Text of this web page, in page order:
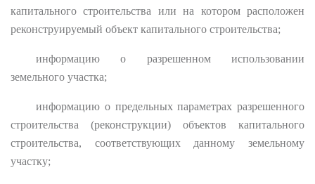
капитального строительства или на котором расположен
реконструируемый объект капитального строительства;
информацию о разрешенном использовании
земельного участка;
информацию о предельных параметрах разрешенного
строительства (реконструкции) объектов капитального
строительства, соответствующих данному земельному
участку;